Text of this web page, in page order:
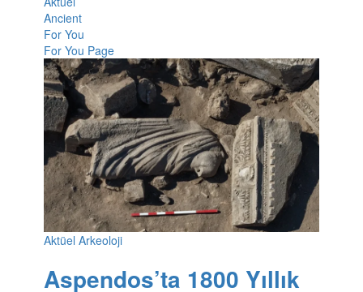
Ancient
For You
For You Page
Aktüel Arkeoloji
Aspendos’ta 1800 Yıllık